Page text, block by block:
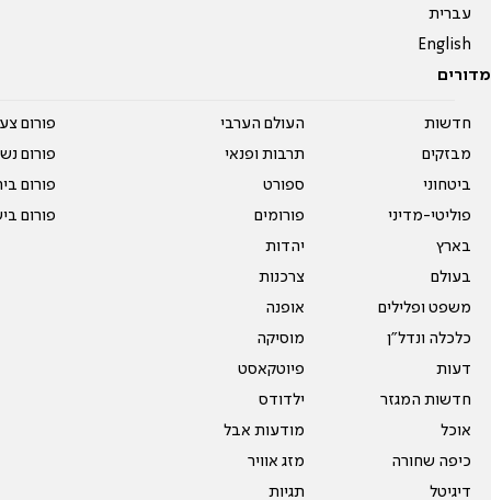
עברית
English
מדורים
חדשות
מבזקים
ביטחוני
פוליטי-מדיני
בארץ
בעולם
משפט ופלילים
כלכלה ונדל"ן
דעות
חדשות המגזר
אוכל
כיפה שחורה
דיגיטל
העולם הערבי
תרבות ופנאי
ספורט
פורומים
יהדות
צרכנות
אופנה
מוסיקה
פיוטקאסט
ילדודס
מודעות אבל
מזג אוויר
תגיות
פורום
פורום
פורום
פורום